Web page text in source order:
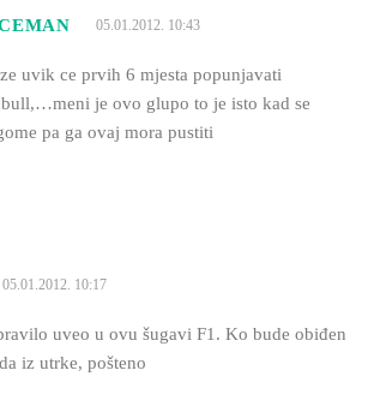
05.01.2012. 10:43
uvik ce prvih 6 mjesta popunjavati
je ovo glupo to je isto kad se
pa ga ovaj mora pustiti
05.01.2012. 10:17
uveo u ovu šugavi F1. Ko bude obiđen
iz utrke, pošteno